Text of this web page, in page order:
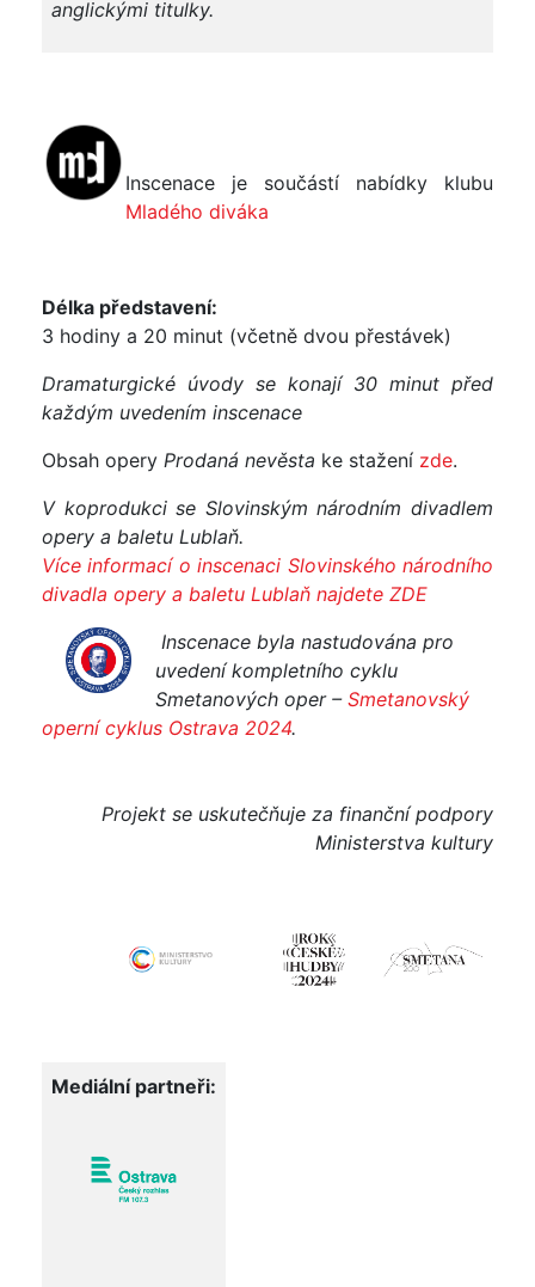
anglickými titulky.
Inscenace je součástí nabídky klubu
Mladého diváka
Délka představení:
3 hodiny a 20 minut (včetně dvou přestávek)
Dramaturgické úvody se konají 30 minut před
každým uvedením inscenace
Obsah opery Prodaná nevěsta ke stažení zde.
V koprodukci se Slovinským národním divadlem
opery a baletu Lublaň.
Více informací o inscenaci Slovinského národního
divadla opery a baletu Lublaň najdete ZDE
Inscenace byla nastudována pro
uvedení kompletního cyklu
Smetanových oper – Smetanovský
operní cyklus Ostrava 2024.
Projekt se uskutečňuje za finanční podpory
Ministerstva kultury
Mediální partneři: